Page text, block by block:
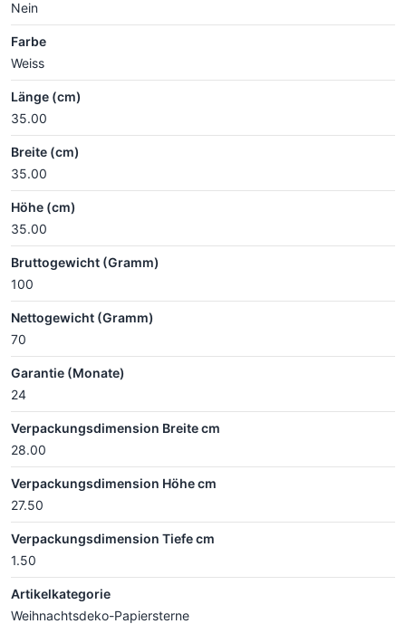
Nein
Farbe
Weiss
Länge (cm)
35.00
Breite (cm)
35.00
Höhe (cm)
35.00
Bruttogewicht (Gramm)
100
Nettogewicht (Gramm)
70
Garantie (Monate)
24
Verpackungsdimension Breite cm
28.00
Verpackungsdimension Höhe cm
27.50
Verpackungsdimension Tiefe cm
1.50
Artikelkategorie
Weihnachtsdeko-Papiersterne